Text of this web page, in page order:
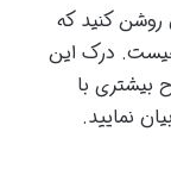
روشن کنید که
چیست. درک این
بیشتری با
نمایید.